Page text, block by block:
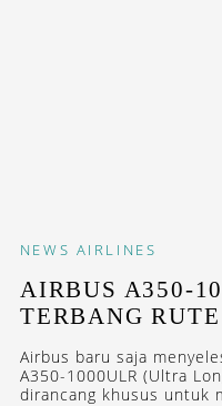
NEWS AIRLINES
AIRBUS A350-
TERBANG
Airbus baru saja
A350-1000ULR (Ultra
dirancang khusus untuk